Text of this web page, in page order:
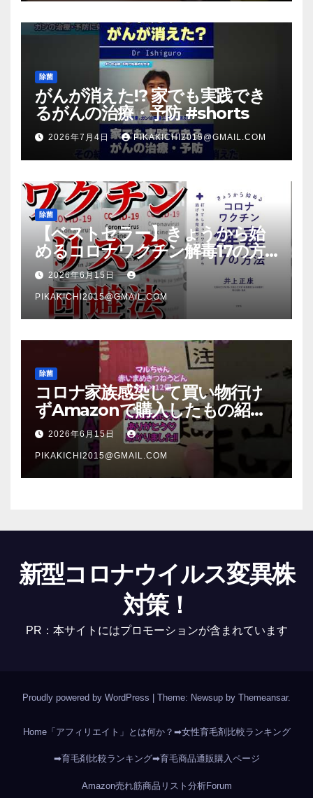
除菌
がんが消えた!? 家でも実践でき
るがんの治療・予防 #shorts
2026年7月4日 PIKAKICHI2015@GMAIL.COM
除菌
【ベストセラー】きょうから始
めるコロナワクチン解毒17の方
法【本要約】
2026年6月15日
PIKAKICHI2015@GMAIL.COM
除菌
コロナ家族感染して買い物行け
ずAmazonで購入したもの紹
介 #Shorts
2026年6月15日
PIKAKICHI2015@GMAIL.COM
新型コロナウイルス変異株
対策！
PR：本サイトにはプロモーションが含まれています
Proudly powered by WordPress Theme: Newsup by Themeansar.
Home「アフィリエイト」とは何か？ ➡女性育毛剤比較ランキング
➡育毛剤比較ランキング➡育毛商品通販購入ページ
Amazon売れ筋商品リスト分析Forum